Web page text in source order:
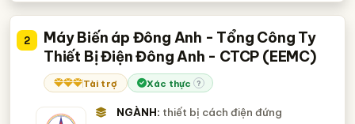
2
Máy Biến áp Đông Anh - Tổng Công Ty
Thiết Bị Điện Đông Anh - CTCP (EEMC)
Tài trợ Xác thực ?
NGÀNH: thiết bị cách điện đứng